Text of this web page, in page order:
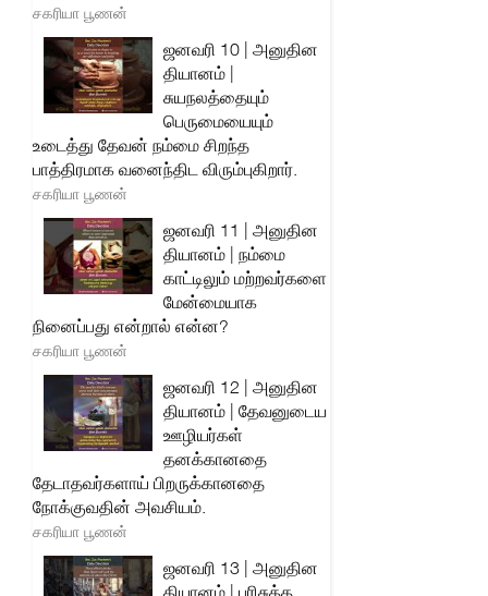
சகரியா பூணன்
ஜனவரி 10 | அனுதின
தியானம் |
சுயநலத்தையும்
பெருமையையும்
உடைத்து தேவன் நம்மை சிறந்த
பாத்திரமாக வனைந்திட விரும்புகிறார்.
சகரியா பூணன்
ஜனவரி 11 | அனுதின
தியானம் | நம்மை
காட்டிலும் மற்றவர்களை
மேன்மையாக
நினைப்பது என்றால் என்ன?
சகரியா பூணன்
ஜனவரி 12 | அனுதின
தியானம் | தேவனுடைய
ஊழியர்கள்
தனக்கானதை
தேடாதவர்களாய் பிறருக்கானதை
நோக்குவதின் அவசியம்.
சகரியா பூணன்
ஜனவரி 13 | அனுதின
தியானம் | பரிசுத்த